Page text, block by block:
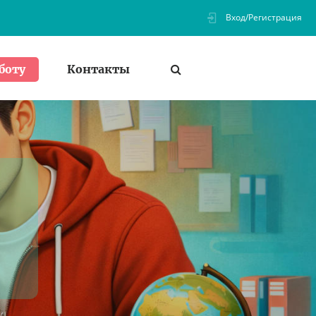
Вход/Регистрация
Контакты